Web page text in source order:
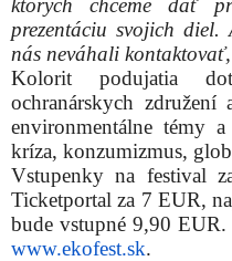
ktorých chceme dať
prezentáciu svojich
nás neváhali
Kolorit podujatia
ochranárskych
environmentálne témy
kríza, konzumizmus,
Vstupenky na festival
Ticketportal za 7 EUR,
bude vstupné 9,90
www.ekofest.sk.